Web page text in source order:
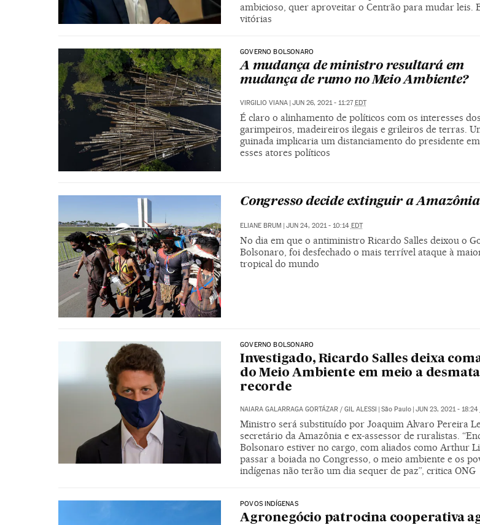
ambicioso, quer aproveitar o Centrão para mudar leis.
vitórias
GOVERNO BOLSONARO
A mudança de ministro resultará em
mudança de rumo no Meio Ambiente?
VIRGILIO VIANA JUN 26, 2021 - 11:27 EDT
É claro o alinhamento de políticos com os interesses dos
garimpeiros, madeireiros ilegais e grileiros de terras.
guinada implicaria um distanciamento do presidente
esses atores políticos
Congresso decide extinguir a Amazônia
ELIANE BRUM JUN 24, 2021 - 10:14 EDT
No dia em que o antiministro Ricardo Salles deixou o
Bolsonaro, foi desfechado o mais terrível ataque à
tropical do mundo
GOVERNO BOLSONARO
Investigado, Ricardo Salles deixa
do Meio Ambiente em meio a
recorde
NAIARA GALARRAGA GORTÁZAR/ GIL ALESSI | São Paulo | JUN 23, 2021 - 18:24
Ministro será substituído por Joaquim Alvaro Pereira
secretário da Amazônia e ex-assessor de ruralistas.
Bolsonaro estiver no cargo, com aliados como Arthur
passar a boiada no Congresso, o meio ambiente e os
indígenas não terão um dia sequer de paz”, critica ONG
POVOS INDÍGENAS
Agronegócio patrocina cooperativa